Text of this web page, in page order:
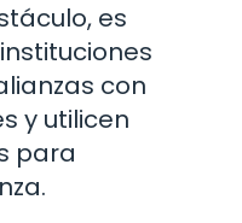
es
con
y utilicen
para